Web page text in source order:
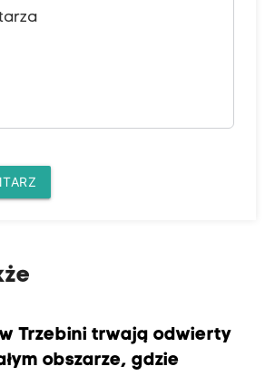
Trzebini trwają odwierty
obszarze, gdzie